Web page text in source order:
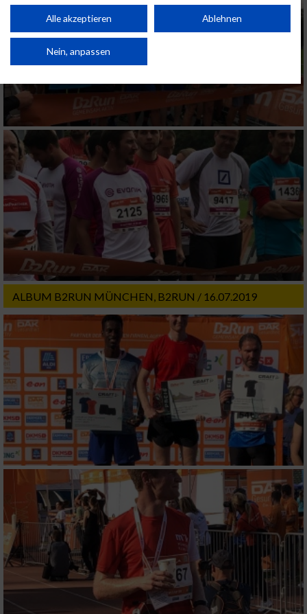
ALBUM B2RUN MÜNCHEN, B2RUN / 16.07.2019
Performance von Inhalten. Analyse von Zielgruppen durch Statistiken oder
Kombinationen von Daten aus verschiedenen Quellen. Entwicklung und
von Inhalten.
Daten können außerhalb der Europäischen Union weitergegeben und in die
Website/App.
Partnerliste anzeigen (1 IAB-Anbieter)
Wir nutzen Ihre Daten für folgende Zwecke:
IAB-Verarbeitungszwecke:
Speichern von oder Zugriff auf Informationen
auf einem Endgerät
Verwendung reduzierter Daten zur Auswahl
von Werbeanzeigen
Erstellung von Profilen für personalisierte
Werbung
Verwendung von Profilen zur Auswahl
personalisierter Werbung
Erstellung von Profilen zur Personalisierung
von Inhalten
Verwendung von Profilen zur Auswahl
personalisierter Inhalte
Messung der Werbeleistung
Messung der Performance von Inhalten
Analyse von Zielgruppen durch Statistiken
oder Kombinationen von Daten aus
verschiedenen Quellen
Entwicklung und Verbesserung der Angebote
Verwendung reduzierter Daten zur Auswahl
Alle akzeptieren Ablehnen
Nein, anpassen